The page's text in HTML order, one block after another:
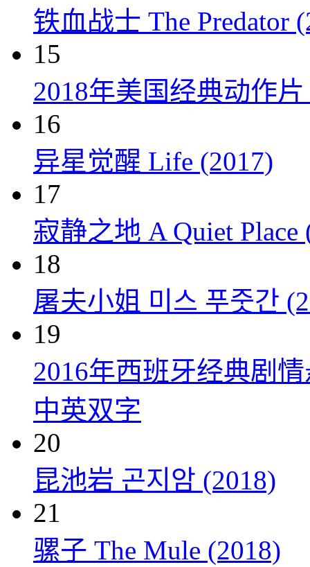
铁血战士 The Predator
15
2018年美国经典动作
16
异星觉醒 Life (2017)
17
寂静之地 A Quiet Place
18
屠夫小姐 미스 푸줏간
19
2016年西班牙经典剧
中英双字
20
昆池岩 곤지암 (2018)
21
骡子 The Mule (2018)